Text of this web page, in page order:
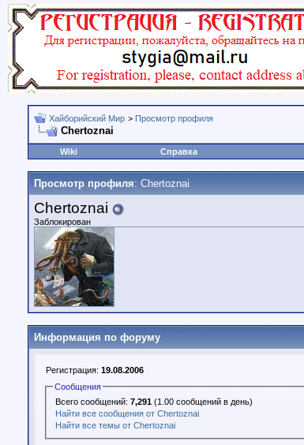
Хайборийский Мир > Просмотр профиля
Chertoznai
Wiki
Справка
Просмотр профиля: Chertoznai
Chertoznai
Заблокирован
Информация по форуму
Регистрация: 19.08.2006
Сообщения
Всего сообщений:7,291 (1.00 сообщений в день)
Найти все сообщения от Chertoznai
Найти все темы от Chertoznai